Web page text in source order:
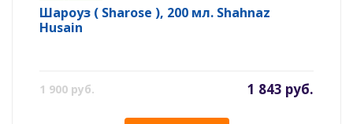
Шароуз ( Sharose ), 200 мл. Shahnaz
Husain
1 900 руб. 1 843 руб.